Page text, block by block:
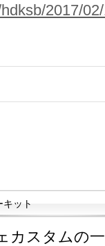
2017/
ット
カスタムの